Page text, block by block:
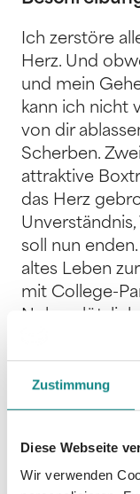
Zustimmung
Diese Webseite
Wir verwenden
Ich zerstöre
Herz. Und
und mein
kann ich nicht
von dir
Scherben.
attraktive
das Herz
soll nun
altes Leben
mit College-
Nolan
gerät ihr
Schwanken
kehren
und dem
große Liebe
womöglich für